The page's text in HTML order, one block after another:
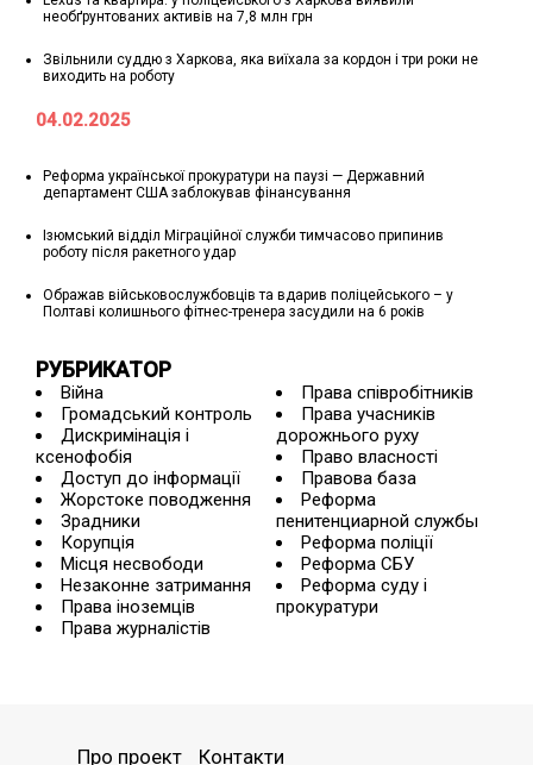
необґрунтованих активів на 7,8 млн грн
Звільнили суддю з Харкова, яка виїхала за кордон і три роки не
виходить на роботу
04.02.2025
Реформа української прокуратури на паузі — Державний
департамент США заблокував фінансування
Ізюмський відділ Міграційної служби тимчасово припинив
роботу після ракетного удар
Ображав військовослужбовців та вдарив поліцейського – у
Полтаві колишнього фітнес-тренера засудили на 6 років
РУБРИКАТОР
Війна
Громадський контроль
Дискримінація і
ксенофобія
Доступ до інформації
Жорстоке поводження
Зрадники
Корупція
Місця несвободи
Незаконне затримання
Права іноземців
Права журналістів
Права співробітників
Права учасників
дорожнього руху
Право власності
Правова база
Реформа
пенитенциарной службы
Реформа поліції
Реформа СБУ
Реформа суду і
прокуратури
Про проект Контакти